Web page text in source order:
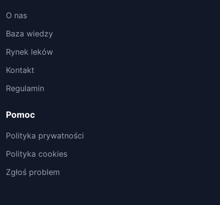
O nas
Baza wiedzy
Rynek leków
Kontakt
Regulamin
Pomoc
Polityka prywatności
Polityka cookies
Zgłoś problem